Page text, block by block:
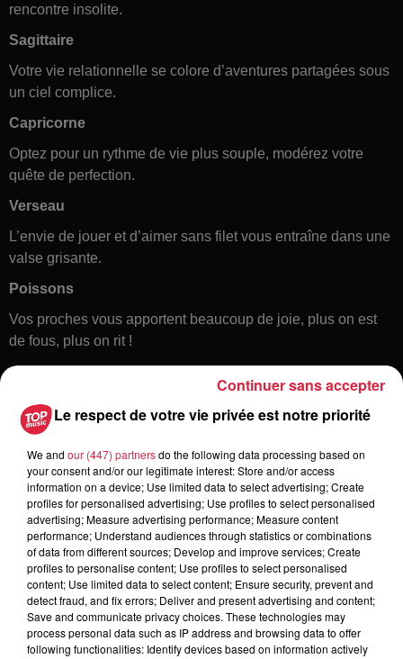
rencontre insolite.
Sagittaire
Votre vie relationnelle se colore d’aventures partagées sous
un ciel complice.
Capricorne
Optez pour un rythme de vie plus souple, modérez votre
quête de perfection.
Verseau
L’envie de jouer et d’aimer sans filet vous entraîne dans une
valse grisante.
Poissons
Vos proches vous apportent beaucoup de joie, plus on est
de fous, plus on rit !
Toute l'actu
6 août 2026
À Hoerdt, de l’eau brune sort des
robinets
Le respect de votre vie privée est notre priorité
We and our (447) partnersdo the following data processing based on
your consent and/or our legitimate interest: Store and/or access
information on a device; Use limited data to select advertising; Create
profiles for personalised advertising; Use profiles to select personalised
advertising; Measure advertising performance; Measure content
performance; Understand audiences through statistics or combinations
of data from different sources; Develop and improve services; Create
profiles to personalise content; Use profiles to select personalised
content; Use limited data to select content; Ensure security, prevent and
detect fraud, and fix errors; Deliver and present advertising and content;
Save and communicate privacy choices. These technologies may
process personal data such as IP address and browsing data to offer
following functionalities: Identify devices based on information actively
Continuer sans accepter